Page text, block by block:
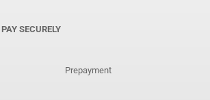
PAY SECURELY
Prepayment